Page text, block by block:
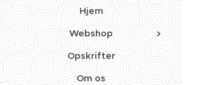
Hjem
Webshop
Opskrifter
Om os